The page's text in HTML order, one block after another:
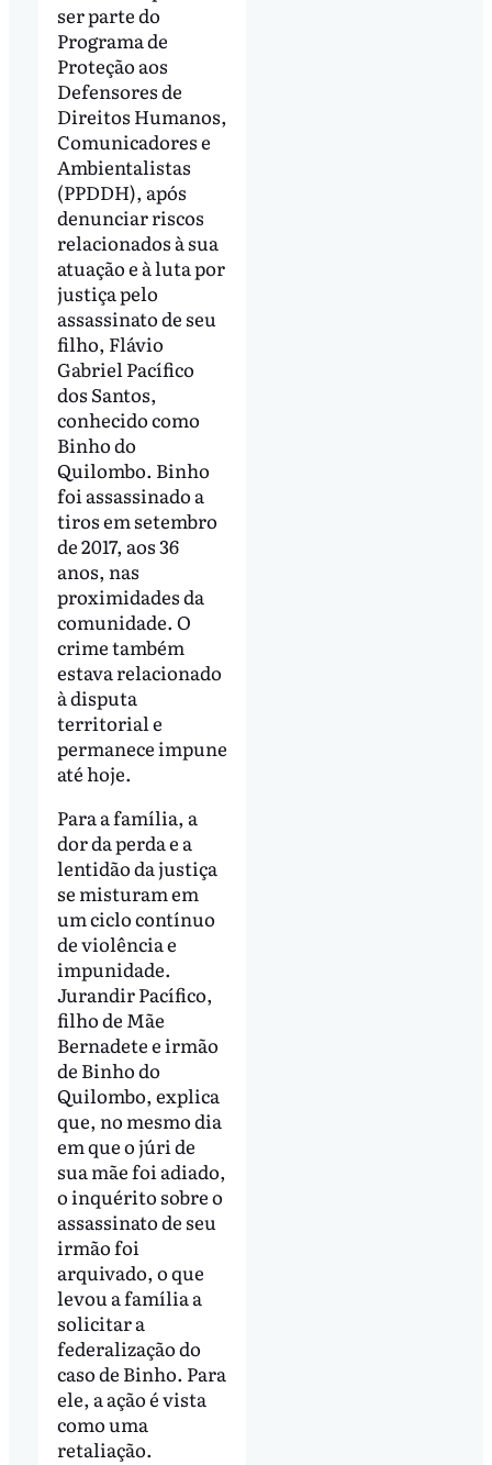
ser parte do
Programa de
Proteção aos
Defensores de
Direitos Humanos,
Comunicadores e
Ambientalistas
(PPDDH), após
denunciar riscos
relacionados à sua
atuação e à luta por
justiça pelo
assassinato de seu
filho, Flávio
Gabriel Pacífico
dos Santos,
conhecido como
Binho do
Quilombo. Binho
foi assassinado a
tiros em setembro
de 2017, aos 36
anos, nas
proximidades da
comunidade. O
crime também
estava relacionado
à disputa
territorial e
permanece impune
até hoje.
Para a família, a
dor da perda e a
lentidão da justiça
se misturam em
um ciclo contínuo
de violência e
impunidade.
Jurandir Pacífico,
filho de Mãe
Bernadete e irmão
de Binho do
Quilombo, explica
que, no mesmo dia
em que o júri de
sua mãe foi adiado,
o inquérito sobre o
assassinato de seu
irmão foi
arquivado, o que
levou a família a
solicitar a
federalização do
caso de Binho. Para
ele, a ação é vista
como uma
retaliação.